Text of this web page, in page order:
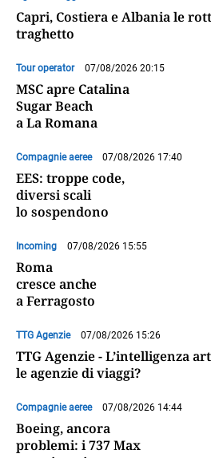
Capri, Costiera e Albania le
traghetto
Tour operator 07/08/2026 20:15
MSC apre Catalina
Sugar Beach
a La Romana
Compagnie aeree 07/08/2026 17:40
EES: troppe code,
diversi scali
lo sospendono
Incoming 07/08/2026 15:55
Roma
cresce anche
a Ferragosto
TTG Agenzie 07/08/2026 15:26
TTG Agenzie - L’intelligenza
le agenzie di viaggi?
Compagnie aeree 07/08/2026 14:44
Boeing, ancora
problemi: i 737 Max